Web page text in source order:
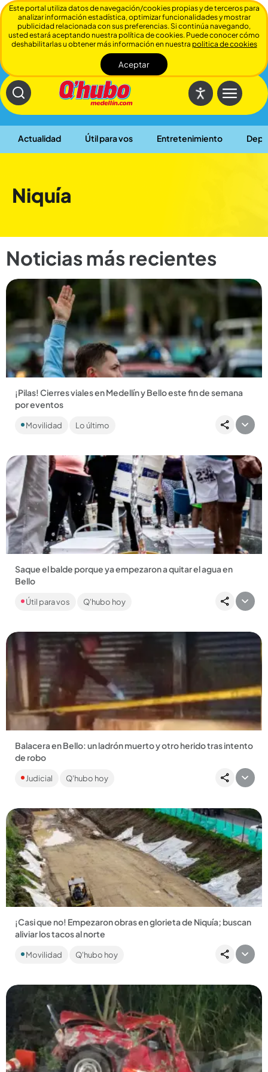
Actualidad Útil para vos Entretenimiento
Cerrar
Niquía
Noticias más recientes
¡Pilas! Cierres viales en Medellín y Bello este fin de semana
por eventos
mientras que en Bello serán por las fiestas del Cerro
Movilidad Lo último
Compartir Noticia
Saque el balde porque ya empezaron a quitar el agua en
Bello
Siete sectores de Bello se quedaron sin acueducto desde las
7:00 a.m. de este 30 de junio hasta la misma hora del
Útil para vos Q'hubo hoy
Compartir Noticia
Balacera en Bello: un ladrón muerto y otro herido tras intento
de robo
El hombre habría llegado junto a otro sicario para intimidar a
una persona que estaba en un local de tatuajes. La víctima...
Judicial Q'hubo hoy
Compartir Noticia
¡Casi que no! Empezaron obras en glorieta de Niquía; buscan
aliviar los tacos al norte
Con $56 mil millones, la Alcaldía de Bello promete mejorar la
movilidad en Niquía....
Movilidad Q'hubo hoy
Compartir Noticia
Este portal utiliza datos de navegación/cookies propias y de terceros para
analizar información estadística, optimizar funcionalidades y mostrar
publicidad relacionada con sus preferencias. Si continúa navegando,
usted estará aceptando nuestra política de cookies. Puede conocer cómo
deshabilitarlas u obtener más información en nuestra politica de cookies
Aceptar